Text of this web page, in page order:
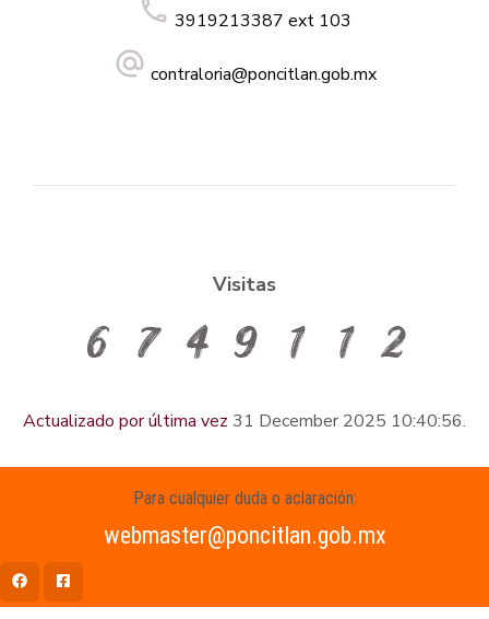
3919213387 ext 103
contraloria@poncitlan.gob.mx
Visitas
Actualizado por última vez 31 December 2025 10:40:56.
Para cualquier duda o aclaración:
webmaster@poncitlan.gob.mx